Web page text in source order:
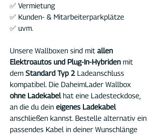
✅ Vermietung
✅ Kunden- & Mitarbeiterparkplätze
✅ uvm.
Unsere Wallboxen sind mit allen
Elektroautos und Plug-In-Hybriden mit
dem Standard Typ 2 Ladeanschluss
kompatibel. Die DaheimLader Wallbox
ohne Ladekabel hat eine Ladesteckdose,
an die du dein eigenes Ladekabel
anschließen kannst. Bestelle alternativ ein
passendes Kabel in deiner Wunschlänge